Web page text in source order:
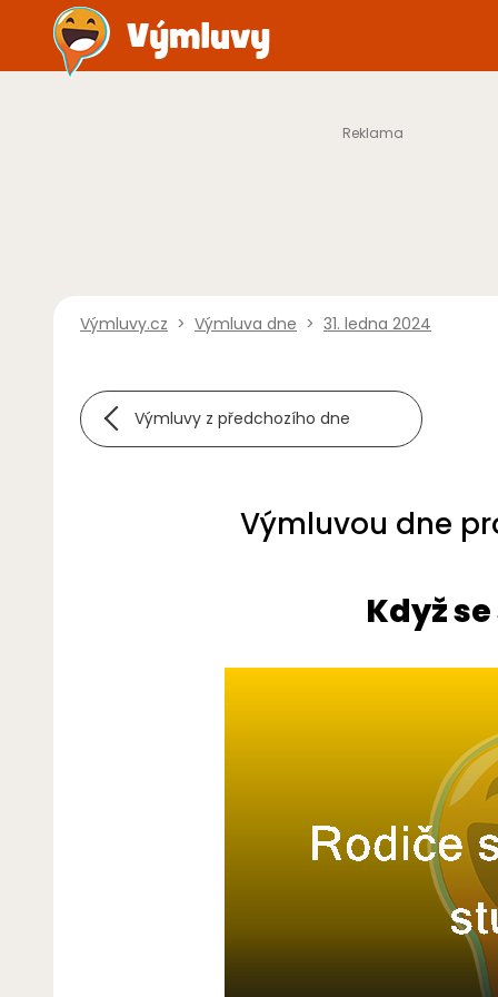
Výmluvy.cz > Výmluva dne > 31. ledna 2024
Výmluvy z předchozího dne
Výmluvou dne
Když